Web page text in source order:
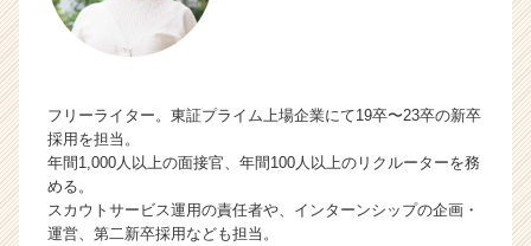
フリーライター。東証プライム上場企業にて19卒〜23卒の新卒
採用を担当。
年間1,000人以上の面接官、年間100人以上のリクルーターを務
める。
スカウトサービス運用の責任者や、インターンシップの企画・
運営、第二新卒採用なども担当。